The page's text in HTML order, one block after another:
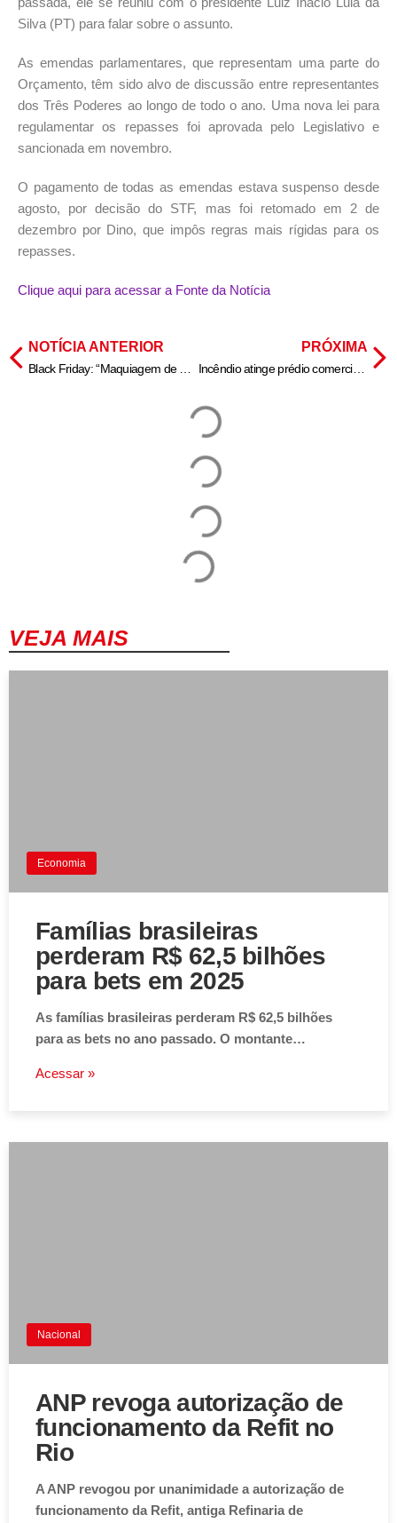
Silva (PT) para falar sobre o assunto.
As emendas parlamentares, que representam uma parte do
Orçamento, têm sido alvo de discussão entre representantes
dos Três Poderes ao longo de todo o ano. Uma nova lei para
regulamentar os repasses foi aprovada pelo Legislativo e
sancionada em novembro.
O pagamento de todas as emendas estava suspenso desde
agosto, por decisão do STF, mas foi retomado em 2 de
dezembro por Dino, que impôs regras mais rígidas para os
repasses.
Clique aqui para acessar a Fonte da Notícia
NOTÍCIA ANTERIOR PRÓXIMA
Incêndio atinge prédio comercial em Ferraz de Vasconcelos, em SP
VEJA MAIS
Economia
Famílias brasileiras
perderam R$ 62,5 bilhões
para bets em 2025
As famílias brasileiras perderam R$ 62,5 bilhões
para as bets no ano passado. O montante…
Acessar »
Nacional
ANP revoga autorização de
funcionamento da Refit no
Rio
A ANP revogou por unanimidade a autorização de
funcionamento da Refit, antiga Refinaria de